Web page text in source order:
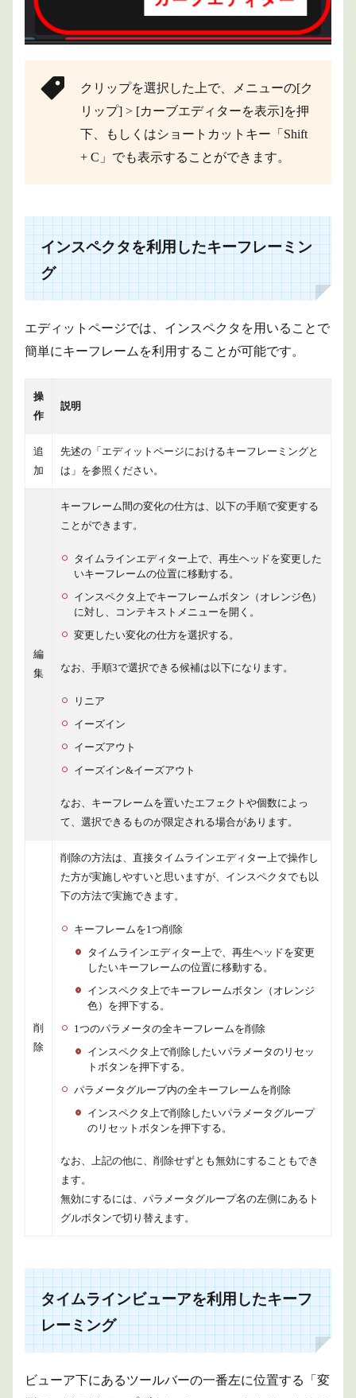
クリップを選択した上で、メニューの[ク
リップ] > [カーブエディターを表示]を押
下、もしくはショートカットキー「Shift
+ C」でも表示することができます。
インスペクタを利用したキーフレーミン
グ
エディットページでは、インスペクタを用いることで
簡単にキーフレームを利用することが可能です。
操
作
説明
追
加
先述の「エディットページにおけるキーフレーミングと
は」を参照ください。
編
集
キーフレーム間の変化の仕方は、以下の手順で変更する
ことができます。
タイムラインエディター上で、再生ヘッドを変更した
いキーフレームの位置に移動する。
インスペクタ上でキーフレームボタン（オレンジ色）
に対し、コンテキストメニューを開く。
変更したい変化の仕方を選択する。
なお、手順3で選択できる候補は以下になります。
リニア
イーズイン
イーズアウト
イーズイン&イーズアウト
なお、キーフレームを置いたエフェクトや個数によっ
て、選択できるものが限定される場合があります。
削
除
削除の方法は、直接タイムラインエディター上で操作し
た方が実施しやすいと思いますが、インスペクタでも以
下の方法で実施できます。
キーフレームを1つ削除
タイムラインエディター上で、再生ヘッドを変更
したいキーフレームの位置に移動する。
インスペクタ上でキーフレームボタン（オレンジ
色）を押下する。
1つのパラメータの全キーフレームを削除
インスペクタ上で削除したいパラメータのリセッ
トボタンを押下する。
パラメータグループ内の全キーフレームを削除
インスペクタ上で削除したいパラメータグループ
のリセットボタンを押下する。
なお、上記の他に、削除せずとも無効にすることもでき
ます。
無効にするには、パラメータグループ名の左側にあるト
グルボタンで切り替えます。
タイムラインビューアを利用したキーフ
レーミング
ビューア下にあるツールバーの一番左に位置する「変